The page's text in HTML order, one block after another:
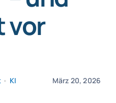
vor
• KI März 20, 2026